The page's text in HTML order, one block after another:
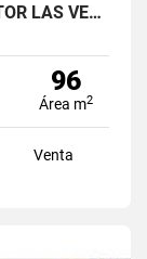
SE VENDE AGRADABLE APTO EN SECTOR LAS VEGAS,CERCA A JUMBO.
96
Área m2
Venta